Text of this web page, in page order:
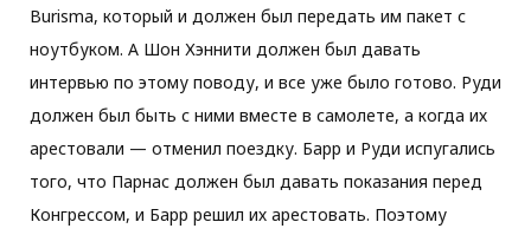
Burisma, который и должен был передать им пакет с
ноутбуком. А Шон Хэннити должен был давать
интервью по этому поводу, и все уже было готово. Руди
должен был быть с ними вместе в самолете, а когда их
арестовали — отменил поездку. Барр и Руди испугались
того, что Парнас должен был давать показания перед
Конгрессом, и Барр решил их арестовать. Поэтому